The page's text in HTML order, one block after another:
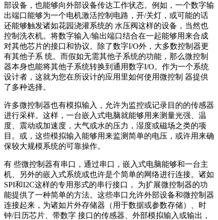
部设备，也能够向外部设备传达工作状态。例如，一个数字输
出端口能够为一个电机激活控制电路，开/关灯，或可能的话
还能够触发诸如花园浇灌系统的 水压阀这样的设备，当然也
控制洗衣机。将数字输入/输出端口结合在一起能够用来合成
对其他芯片的接口和协议。除了数字I/O外，大多数控制器更
有其他子系 统。而假如无需其他子系统的功能，那么微控制
器本身也能将其他子系统转换到通用数字I/O。作为一个系统
设计者，这就为您在所设计的应用里如何使用微控制 器提供
了多种选择。
许多微控制器也有模拟输入，允许为监控或记录目的的传感器
进行采样。这样，一台嵌入式电脑就能够用来测量光强、温
度、震动或加速度，大气或水的压力，湿度或磁场之类的项
目。或，这些模拟输入能够用来监测简单的电压，或许用来确
保较大规模系统的可靠操作。
有 些微控制器有串口，通过串口，嵌入式电脑能够和一台主
机、另外的嵌入式系统或也许是个简单的网络进行连接。诸如
SPI和I2C这样的专用形式的串行接口， 为扩展微控制器的功
能提供了一种简单的方法。这些串口允许外部设备和微控制器
连接起来，为诸如片外存储器（用于数据或参数存储）、时
钟/日历芯片、带数字 接口的传感器、外部模拟输入或输出，